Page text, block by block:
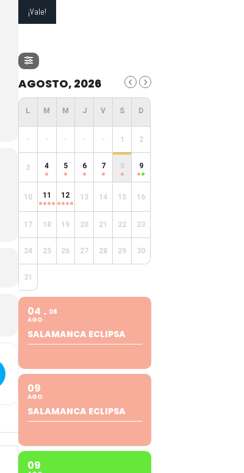
AGOSTO, 2026
- - - - - 1 2
3 4 5 6 7 8 9
10 11 12 13 14 15 16
17 18 19 20 21 22 23
24 25 26 27 28 29 30
31
04
AGO
08
SALAMANCA ECLIPSA
09
AGO
SALAMANCA ECLIPSA
09